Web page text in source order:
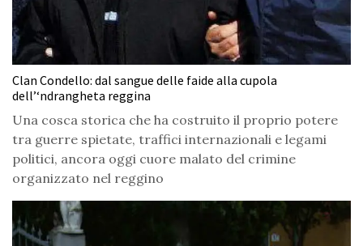
Clan Condello: dal sangue delle faide alla cupola
dell’‘ndrangheta reggina
Una cosca storica che ha costruito il proprio potere
tra guerre spietate, traffici internazionali e legami
politici, ancora oggi cuore malato del crimine
organizzato nel reggino